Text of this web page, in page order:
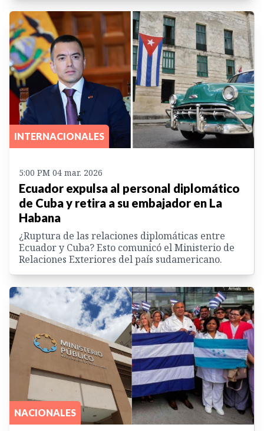
INTERNACIONALES
5:00 PM 04 mar. 2026
Ecuador expulsa al personal diplomático
de Cuba y retira a su embajador en La
Habana
¿Ruptura de las relaciones diplomáticas entre
Ecuador y Cuba? Esto comunicó el Ministerio de
Relaciones Exteriores del país sudamericano.
NACIONALES